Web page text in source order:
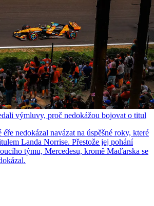
výmluvy, proč nedokážou bojovat o titul
nedokázal navázat na úspěšné roky, které
Landa Norrise. Přestože jej pohání
týmu, Mercedesu, kromě Maďarska se